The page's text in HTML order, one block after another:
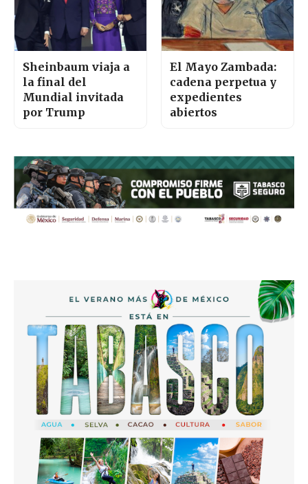
Sheinbaum viaja a
la final del
Mundial invitada
por Trump
El Mayo Zambada:
cadena perpetua y
expedientes
abiertos